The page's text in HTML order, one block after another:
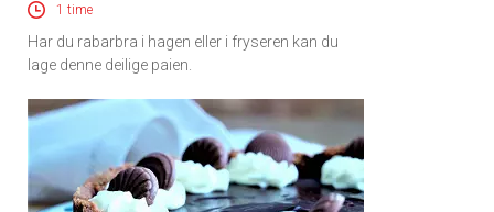
1 time
Har du rabarbra i hagen eller i fryseren kan du
lage denne deilige paien.